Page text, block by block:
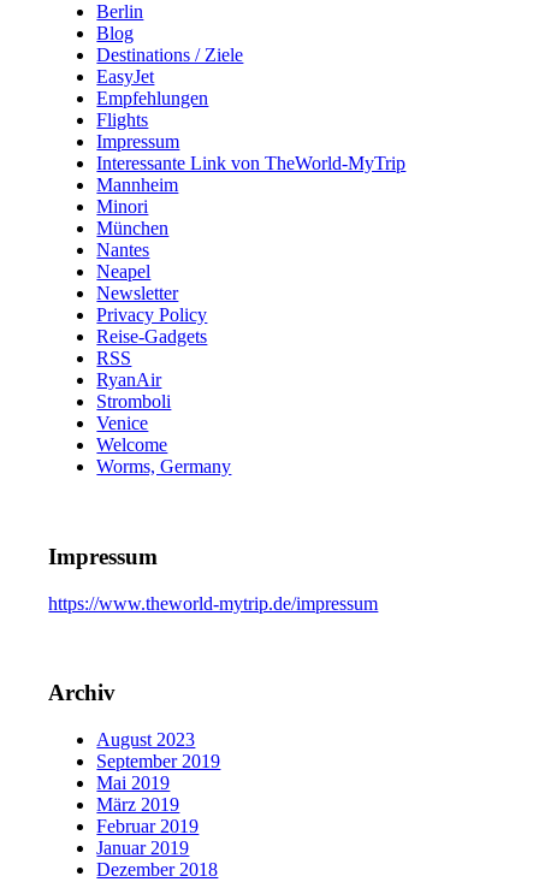
Berlin
Blog
Destinations / Ziele
EasyJet
Empfehlungen
Flights
Impressum
Interessante Link von TheWorld-MyTrip
Mannheim
Minori
München
Nantes
Neapel
Newsletter
Privacy Policy
Reise-Gadgets
RSS
RyanAir
Stromboli
Venice
Welcome
Worms, Germany
Impressum
https://www.theworld-mytrip.de/impressum
Archiv
August 2023
September 2019
Mai 2019
März 2019
Februar 2019
Januar 2019
Dezember 2018